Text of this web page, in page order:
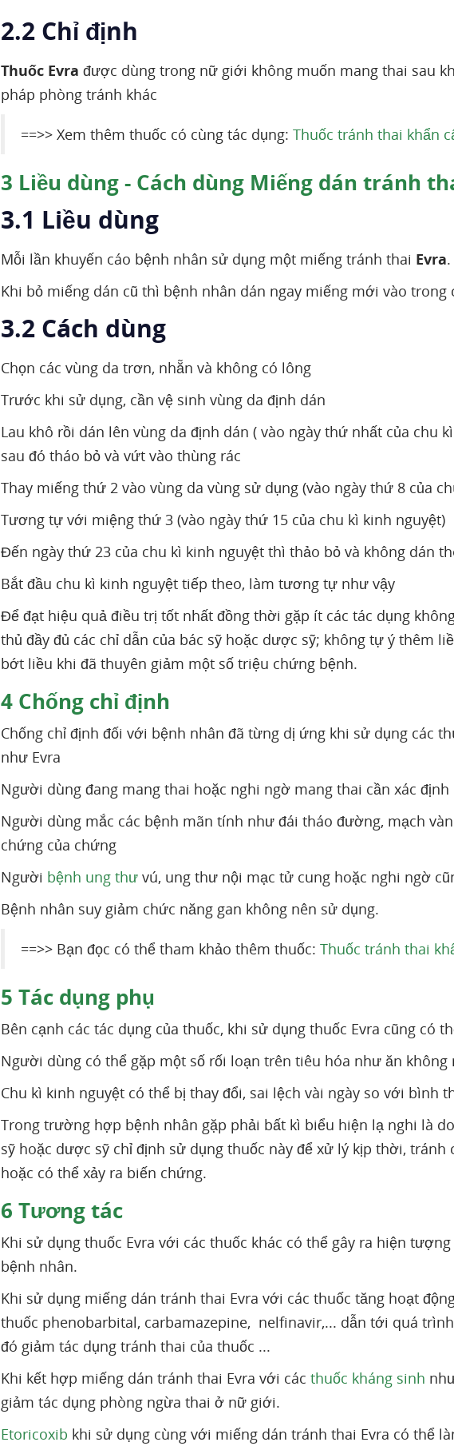
2.2 Chỉ định
Thuốc Evra được dùng trong nữ giới không muốn mang thai sau
pháp phòng tránh khác
==>> Xem thêm thuốc có cùng tác dụng: Thuốc tránh thai khẩn
3 Liều dùng - Cách dùng Miếng dán tránh
3.1 Liều dùng
Mỗi lần khuyến cáo bệnh nhân sử dụng một miếng tránh thai Evra.
Khi bỏ miếng dán cũ thì bệnh nhân dán ngay miếng mới vào trong
3.2 Cách dùng
Chọn các vùng da trơn, nhẵn và không có lông
Trước khi sử dụng, cần vệ sinh vùng da định dán
Lau khô rồi dán lên vùng da định dán ( vào ngày thứ nhất của chu
sau đó tháo bỏ và vứt vào thùng rác
Thay miếng thứ 2 vào vùng da vùng sử dụng (vào ngày thứ 8 của
Tương tự với miệng thứ 3 (vào ngày thứ 15 của chu kì kinh nguyệt)
Đến ngày thứ 23 của chu kì kinh nguyệt thì thảo bỏ và không dán
Bắt đầu chu kì kinh nguyệt tiếp theo, làm tương tự như vậy
Để đạt hiệu quả điều trị tốt nhất đồng thời gặp ít các tác dụng
thủ đầy đủ các chỉ dẫn của bác sỹ hoặc dược sỹ; không tự ý thêm
bớt liều khi đã thuyên giảm một số triệu chứng bệnh.
4 Chống chỉ định
Chống chỉ định đối với bệnh nhân đã từng dị ứng khi sử dụng các
như Evra
Người dùng đang mang thai hoặc nghi ngờ mang thai cần xác
Người dùng mắc các bệnh mãn tính như đái tháo đường, mạch
chứng của chứng
Người bệnh ung thư vú, ung thư nội mạc tử cung hoặc nghi ngờ
Bệnh nhân suy giảm chức năng gan không nên sử dụng.
==>> Bạn đọc có thể tham khảo thêm thuốc: Thuốc tránh thai
5 Tác dụng phụ
Bên cạnh các tác dụng của thuốc, khi sử dụng thuốc Evra cũng có
Người dùng có thể gặp một số rối loạn trên tiêu hóa như ăn không
Chu kì kinh nguyệt có thể bị thay đổi, sai lệch vài ngày so với bình
Trong trường hợp bệnh nhân gặp phải bất kì biểu hiện lạ nghi là
sỹ hoặc dược sỹ chỉ định sử dụng thuốc này để xử lý kịp thời,
hoặc có thể xảy ra biến chứng.
6 Tương tác
Khi sử dụng thuốc Evra với các thuốc khác có thể gây ra hiện
bệnh nhân.
Khi sử dụng miếng dán tránh thai Evra với các thuốc tăng hoạt
thuốc phenobarbital, carbamazepine, nelfinavir,... dẫn tới quá
đó giảm tác dụng tránh thai của thuốc ...
Khi kết hợp miếng dán tránh thai Evra với các thuốc kháng sinh
giảm tác dụng phòng ngừa thai ở nữ giới.
Etoricoxib khi sử dụng cùng với miếng dán tránh thai Evra có thể